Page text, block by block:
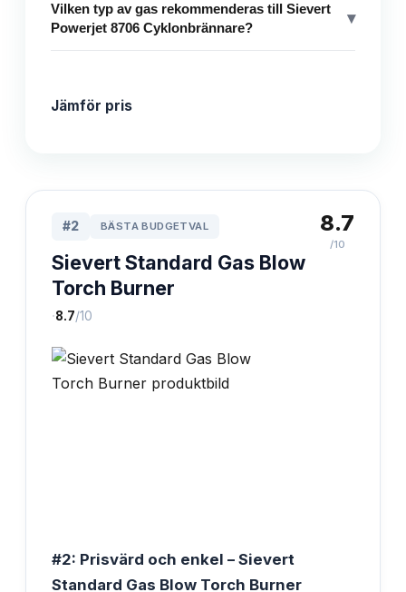
Vilken typ av gas rekommenderas till Sievert
Powerjet 8706 Cyklonbrännare?
▾
Jämför pris
#2 BÄSTA BUDGETVAL
Sievert Standard Gas Blow
Torch Burner
·8.7/10
8.7
/10
#2: Prisvärd och enkel – Sievert
Standard Gas Blow Torch Burner